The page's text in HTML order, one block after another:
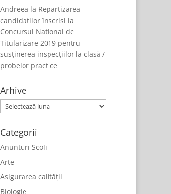
Andreea la Repartizarea
candidaților înscrisi la
Concursul National de
Titularizare 2019 pentru
susținerea inspecțiilor la clasă /
probelor practice
Arhive
Arhive
Categorii
Anunturi Scoli
Arte
Asigurarea calității
Biologie